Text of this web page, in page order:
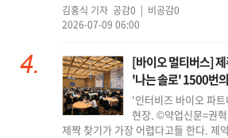
김홍식 기자 공감0 | 비공감0
2026-07-09 06:00
[바이오 멀티버스]
'나는 솔로' 1500번
'인터비즈 바이오 파
현장. ©약업신문=권
제짝 찾기가 가장 어렵다고들 한다. 제약